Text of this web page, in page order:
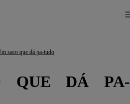
saco que dá pa-tudo
QUE DÁ PA-